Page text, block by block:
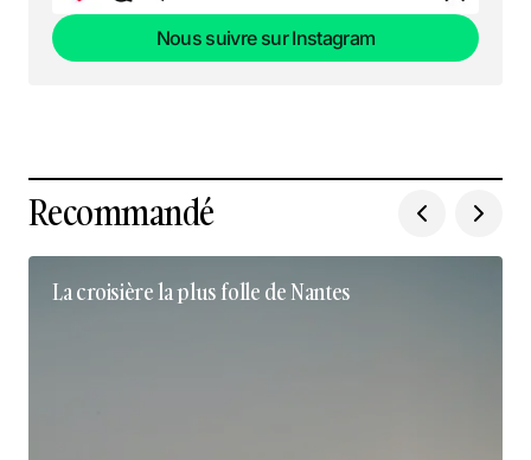
Nous suivre sur Instagram
Recommandé
La croisière la plus folle de Nantes